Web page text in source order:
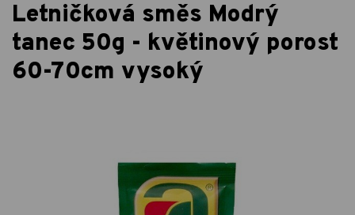
Letničková směs Modrý
tanec 50g - květinový porost
60-70cm vysoký